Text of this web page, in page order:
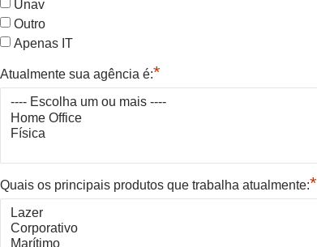
Unav
Outro
Apenas IT
Atualmente sua agência é:*
Quais os principais produtos que trabalha atualmente:*